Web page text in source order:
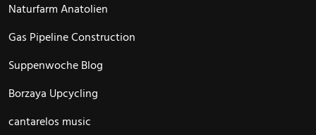
Naturfarm Anatolien
Gas Pipeline Construction
Suppenwoche Blog
Borzaya Upcycling
cantarelos music